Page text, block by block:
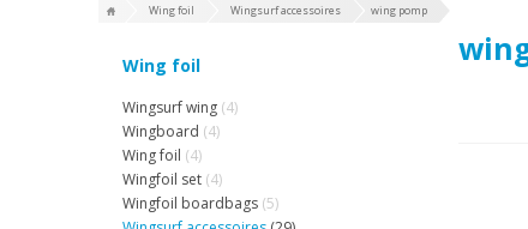
Wing foil Wingsurf accessoires wing pomp
Wing foil
Wingsurf wing (4)
Wingboard (4)
Wing foil (4)
Wingfoil set (4)
Wingfoil boardbags (5)